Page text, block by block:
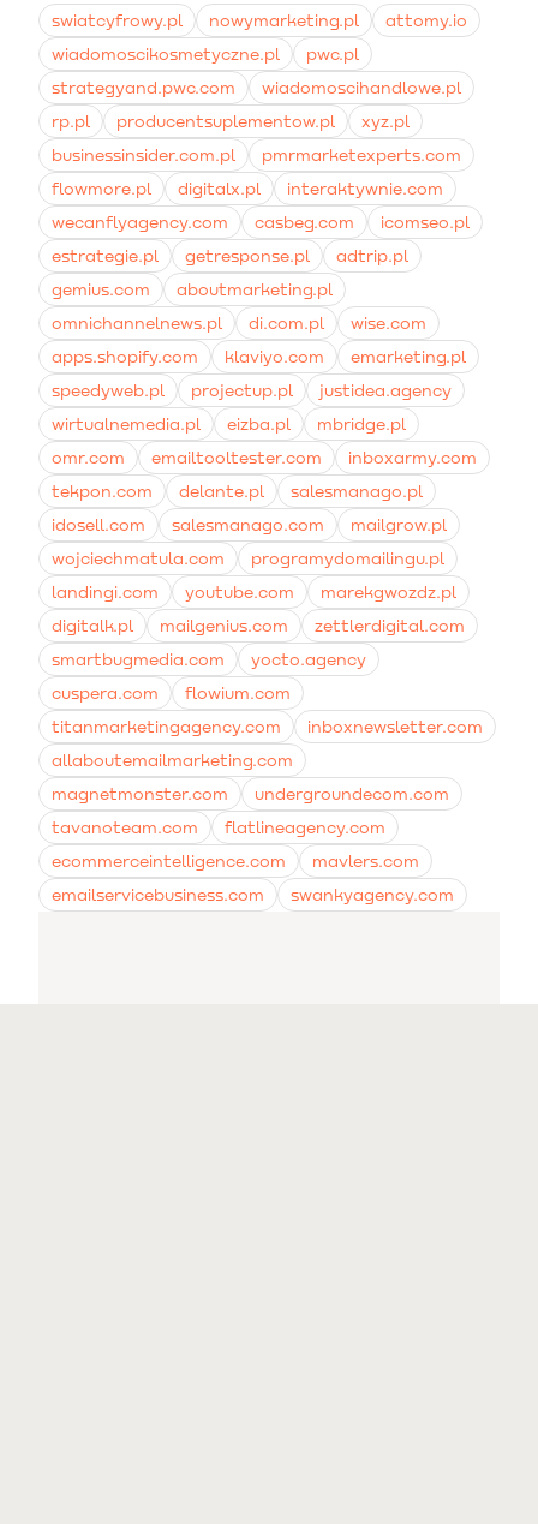
polskojęzyczny interfejs wsparcia technicznego oraz
przygotowane wtyczki do integracji z popularnymi,
lokalnymi silnikami sklepów.
swiatcyfrowy.pl nowymarketing.pl
attomy.io
wiadomoscikosmetyczne.pl
pwc.pl
strategyand.pwc.com
wiadomoscihandlowe.pl
rp.pl
producentsuplementow.pl
xyz.pl
businessinsider.com.pl
pmrmarketexperts.com
flowmore.pl
digitalx.pl
interaktywnie.com
wecanflyagency.com
casbeg.com
icomseo.pl
estrategie.pl
getresponse.pl
adtrip.pl
gemius.com
aboutmarketing.pl
omnichannelnews.pl
di.com.pl
wise.com
apps.shopify.com
klaviyo.com
emarketing.pl
speedyweb.pl
projectup.pl
justidea.agency
wirtualnemedia.pl
eizba.pl
mbridge.pl
omr.com
emailtooltester.com
inboxarmy.com
tekpon.com
delante.pl
salesmanago.pl
idosell.com
salesmanago.com
mailgrow.pl
wojciechmatula.com
programydomailingu.pl
landingi.com
youtube.com
marekgwozdz.pl
digitalk.pl
mailgenius.com
zettlerdigital.com
smartbugmedia.com
yocto.agency
cuspera.com
flowium.com
titanmarketingagency.com
inboxnewsletter.com
allaboutemailmarketing.com
magnetmonster.com
undergroundecom.com
tavanoteam.com
flatlineagency.com
ecommerceintelligence.com
mavlers.com
emailservicebusiness.com
swankyagency.com